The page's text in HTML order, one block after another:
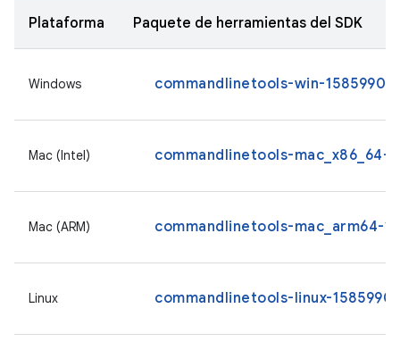
Plataforma Paquete de herramientas del SDK
Windows commandlinetools-win-
Mac (Intel) commandlinetools-mac_x86_64-
Mac (ARM) commandlinetools-mac_arm64-
Linux commandlinetools-linux-